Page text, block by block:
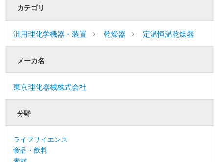
カテゴリ
汎用理化学機器・装置 乾燥器 定温恒温乾燥器
メーカ名
東京理化器械株式会社
分野
ライフサイエンス
食品・飲料